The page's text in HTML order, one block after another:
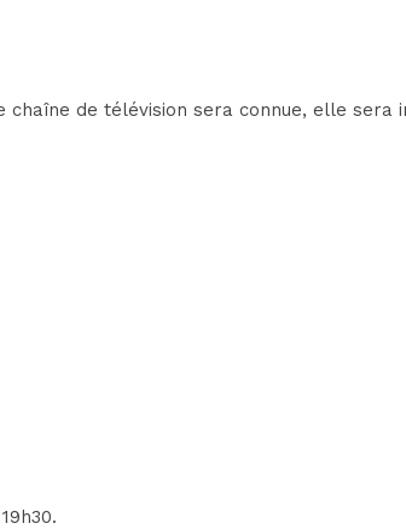
chaîne de télévision sera connue, elle sera